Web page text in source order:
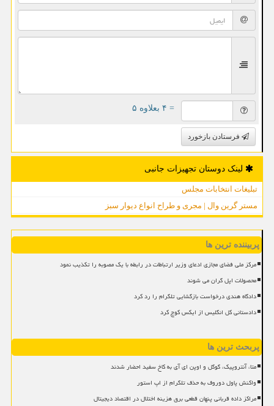
= ۴ بعلاوه ۵
فرستادن بازخورد
لینک دوستان تجهیزات جانبی
تبلیغات انتخابات مجلس
مستر گرین وال | مجری و طراح انواع دیوار سبز
پربیننده ترین ها
مرکز ملی فضای مجازی ادعای وزیر ارتباطات در رابطه با یک مصوبه را تکذیب نمود
محصولات اپل گران می شوند
دادگاه هندی درخواست بازگشایی تلگرام را رد کرد
دادستانی کل انگلیس از ایکس کوچ کرد
پربحث ترین ها
متا، آنتروپیک، گوگل و اوپن ای آی به کاخ سفید احضار شدند
واکنش پاول دوروف به حذف تلگرام از اپ استور
مراکز داده قربانی پنهان قطعی برق هزینه اختلال در اقتصاد دیجیتال